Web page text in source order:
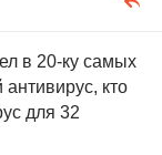
в 20-ку самых
кто
для 32